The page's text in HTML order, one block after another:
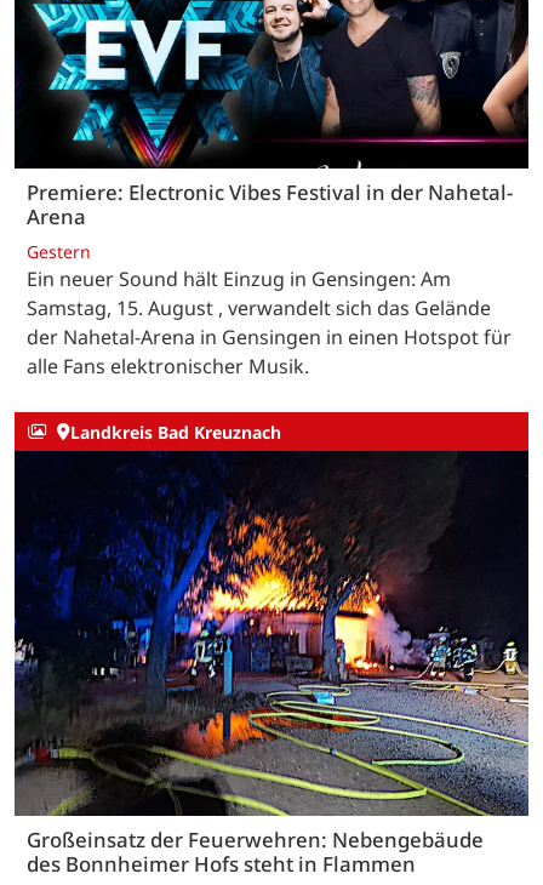
Premiere: Electronic Vibes Festival in der Nahetal-
Arena
Gestern
Ein neuer Sound hält Einzug in Gensingen: Am
Samstag, 15. August , verwandelt sich das Gelände
der Nahetal-Arena in Gensingen in einen Hotspot für
alle Fans elektronischer Musik.
Landkreis Bad Kreuznach
Großeinsatz der Feuerwehren: Nebengebäude
des Bonnheimer Hofs steht in Flammen